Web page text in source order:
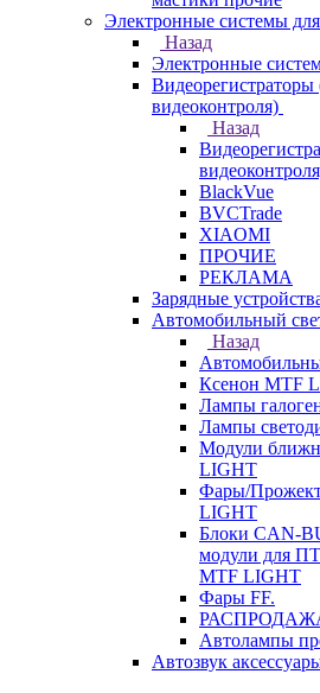
Электронные системы
Назад
Электронные
видеоконтроля)
Назад
BlackVue
BVCTrade
XIAOMI
ПРОЧИЕ
РЕКЛАМА
Зарядные
Автомобильный
Назад
Ксенон MTF
Лампы
Лампы
Модули
LIGHT
Фары/
LIGHT
Блоки CAN-
модули для
MTF LIGHT
Фары FF.
Автолампы
Автозвук